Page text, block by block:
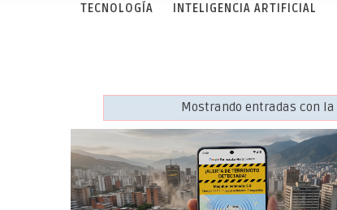
TECNOLOGÍA INTELIGENCIA ARTIFICIAL
Mostrando entradas con